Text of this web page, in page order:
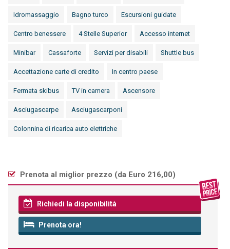
Idromassaggio Bagno turco Escursioni guidate
Centro benessere 4 Stelle Superior Accesso internet
Minibar Cassaforte Servizi per disabili Shuttle bus
Accettazione carte di credito In centro paese
Fermata skibus TV in camera Ascensore
Asciugascarpe Asciugascarponi
Colonnina di ricarica auto elettriche
Prenota al miglior prezzo (da Euro 216,00)
Richiedi la disponibilità
Prenota ora!